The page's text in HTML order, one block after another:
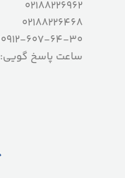
02188226962
02188226468
0912-607-64-30( تماس ضروری)
ساعت پاسخ گویی: 10 الی 20 شنبه الی چهارشنبه